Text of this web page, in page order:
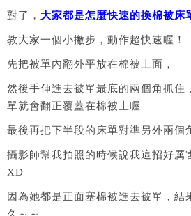
對了， 大家都是怎麼快速的換棉被床
教大家一個小撇步，動作超快速喔！
先把被單內翻外平放在棉被上面，
然後手伸進去被單最底的兩個角抓住
單就會翻正覆蓋在棉被上喔
最後再把下半段的床單對準另外兩個
攝影師幫我拍照的時候說我這招好厲
XD
因為她都是正面塞棉被進去被單，結